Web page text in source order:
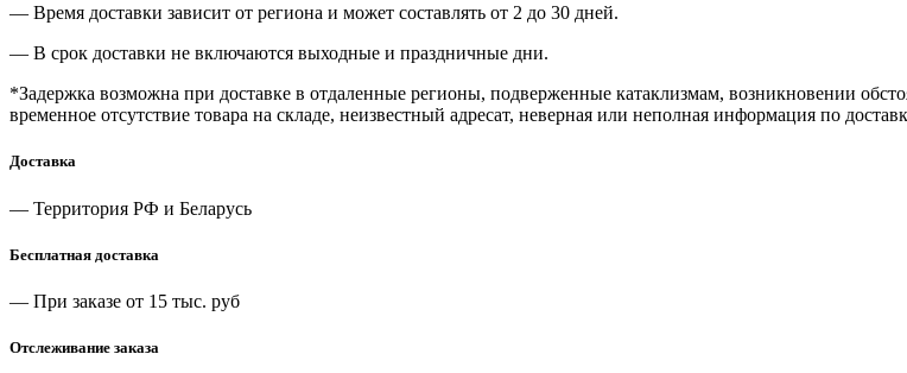
— Время доставки зависит от региона и может составлять от 2 до 30 дней.
— В срок доставки не включаются выходные и праздничные дни.
*Задержка возможна при доставке в отдаленные регионы, подверженные катаклизмам, возникновении
временное отсутствие товара на складе, неизвестный адресат, неверная или неполная информация по
Доставка
— Территория РФ и Беларусь
Бесплатная доставка
— При заказе от 15 тыс. руб
Отслеживание заказа